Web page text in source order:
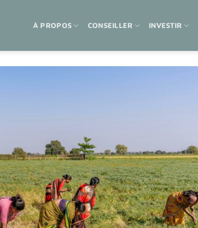
À PROPOS CONSEILLER INVESTIR